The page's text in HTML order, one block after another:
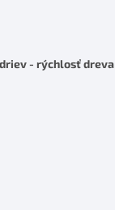
- rýchlosť dreva